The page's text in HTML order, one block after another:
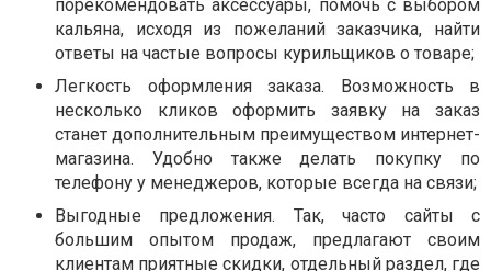
порекомендовать аксессуары, помочь с выбором
кальяна, исходя из пожеланий заказчика, найти
ответы на частые вопросы курильщиков о товаре;
Легкость оформления заказа. Возможность в
несколько кликов оформить заявку на заказ
станет дополнительным преимуществом интернет-
магазина. Удобно также делать покупку по
телефону у менеджеров, которые всегда на связи;
Выгодные предложения. Так, часто сайты с
большим опытом продаж, предлагают своим
клиентам приятные скидки, отдельный раздел, где